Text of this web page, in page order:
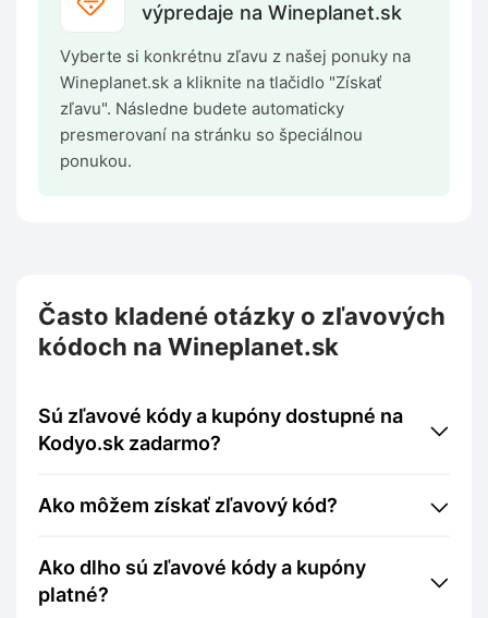
výpredaje na Wineplanet.sk
Vyberte si konkrétnu zľavu z našej ponuky na
Wineplanet.sk a kliknite na tlačidlo "Získať
zľavu". Následne budete automaticky
presmerovaní na stránku so špeciálnou
ponukou.
Často kladené otázky o zľavových
kódoch na Wineplanet.sk
Sú zľavové kódy a kupóny dostupné na
Kodyo.sk zadarmo?
Ako môžem získať zľavový kód?
Ako dlho sú zľavové kódy a kupóny
platné?